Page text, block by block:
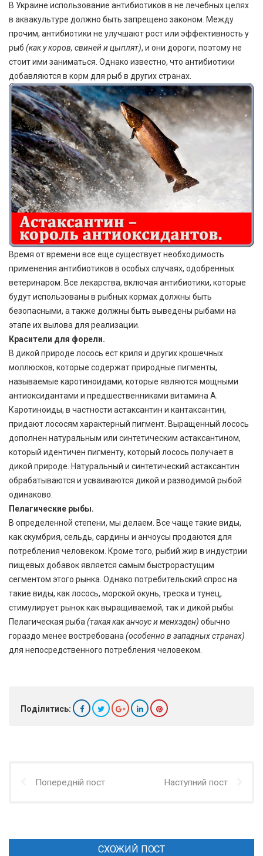
В Украине использование антибиотиков в не лечебных целях
в аквакультуре должно быть запрещено законом. Между
прочим, антибиотики не улучшают рост или эффективность у
рыб (как у коров, свиней и цыплят), и они дороги, поэтому не
стоит ими заниматься. Однако известно, что антибиотики
добавляются в корм для рыб в других странах.
Время от времени все еще существует необходимость
применения антибиотиков в особых случаях, одобренных
ветеринаром. Все лекарства, включая антибиотики, которые
будут использованы в рыбных кормах должны быть
безопасными, а также должны быть выведены рыбами на
этапе их вылова для реализации.
Красители для форели.
В дикой природе лосось ест криля и других крошечных
моллюсков, которые содержат природные пигменты,
называемые каротиноидами, которые являются мощными
антиоксидантами и предшественниками витамина А.
Каротиноиды, в частности астаксантин и кантаксантин,
придают лососям характерный пигмент. Выращенный лосось
дополнен натуральным или синтетическим астаксантином,
который идентичен пигменту, который лосось получает в
дикой природе. Натуральный и синтетический астаксантин
обрабатываются и усваиваются дикой и разводимой рыбой
одинаково.
Пелагические рыбы.
В определенной степени, мы делаем. Все чаще такие виды,
как скумбрия, сельдь, сардины и анчоусы продаются для
потребления человеком. Кроме того, рыбий жир в индустрии
пищевых добавок является самым быстрорастущим
сегментом этого рынка. Однако потребительский спрос на
такие виды, как лосось, морской окунь, треска и тунец,
стимулирует рынок как выращиваемой, так и дикой рыбы.
Пелагическая рыба (такая как анчоус и менхэден) обычно
гораздо менее востребована (особенно в западных странах)
для непосредственного потребления человеком.
Поділитись:
Попередній пост Наступний пост
СХОЖИЙ ПОСТ